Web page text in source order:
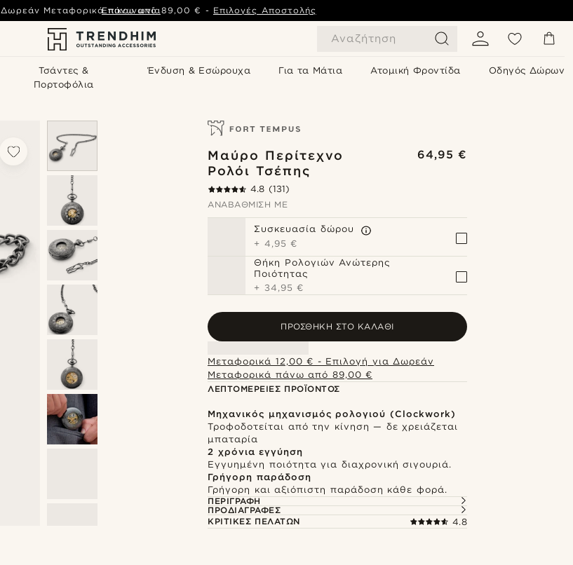
Αναζήτηση
Τσάντες &
Πορτοφόλια
Ένδυση & Εσώρουχα Για τα Μάτια Ατομική Φροντίδα Οδηγός Δώρων
Δωρεάν Μεταφορικά πάνω από89,00 € - Επιλογές Αποστολής
Επικοινωνία
Μαύρο Περίτεχνο
Ρολόι Τσέπης
64,95 €
4.8 (131)
ΑΝΑΒΆΘΜΙΣΗ ΜΕ
Συσκευασία δώρου
+ 4,95 €
Θήκη Ρολογιών Ανώτερης
Ποιότητας
+ 34,95 €
ΠΡΟΣΘΉΚΗ ΣΤΟ ΚΑΛΆΘΙ
Μεταφορικά 12,00 € - Επιλογή για Δωρεάν
Μεταφορικά πάνω από 89,00 €
ΛΕΠΤΟΜΈΡΕΙΕΣ ΠΡΟΪΌΝΤΟΣ
Μηχανικός μηχανισμός ρολογιού (Clockwork)
Τροφοδοτείται από την κίνηση — δε χρειάζεται
μπαταρία
2 χρόνια εγγύηση
Εγγυημένη ποιότητα για διαχρονική σιγουριά.
Γρήγορη παράδοση
Γρήγορη και αξιόπιστη παράδοση κάθε φορά.
ΠΕΡΙΓΡΑΦΉ
ΠΡΟΔΙΑΓΡΑΦΈΣ
ΚΡΙΤΙΚΈΣ ΠΕΛΑΤΏΝ
4.8